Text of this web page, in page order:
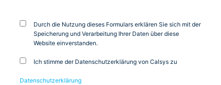
Durch die Nutzung dieses Formulars erklären Sie sich mit der
Speicherung und Verarbeitung Ihrer Daten über diese
Website einverstanden.
Ich stimme der Datenschutzerklärung von Calsys zu
Datenschutzerklärung